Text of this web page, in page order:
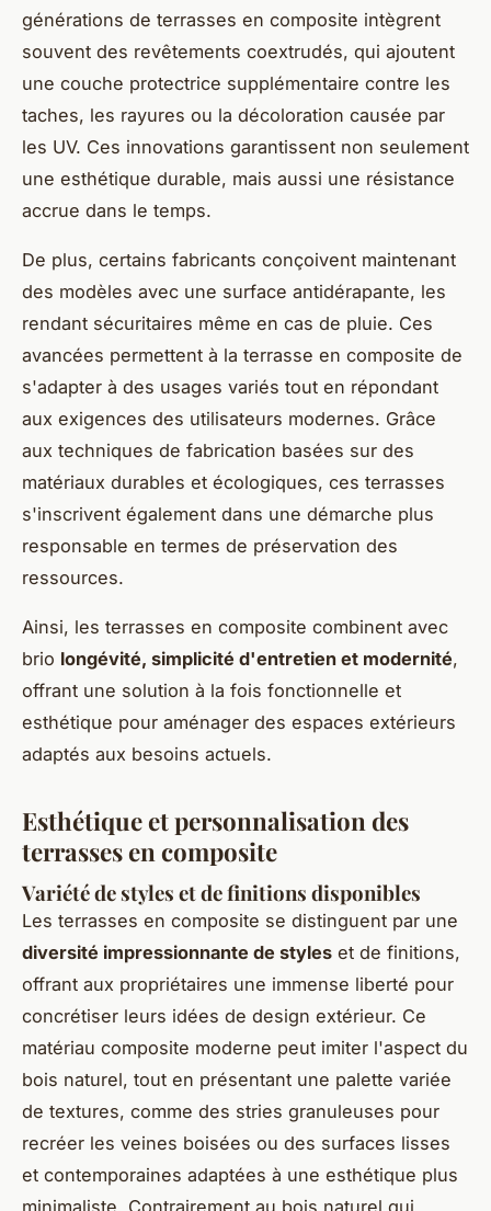
générations de terrasses en composite intègrent
souvent des revêtements coextrudés, qui ajoutent
une couche protectrice supplémentaire contre les
taches, les rayures ou la décoloration causée par
les UV. Ces innovations garantissent non seulement
une esthétique durable, mais aussi une résistance
accrue dans le temps.
De plus, certains fabricants conçoivent maintenant
des modèles avec une surface antidérapante, les
rendant sécuritaires même en cas de pluie. Ces
avancées permettent à la terrasse en composite de
s'adapter à des usages variés tout en répondant
aux exigences des utilisateurs modernes. Grâce
aux techniques de fabrication basées sur des
matériaux durables et écologiques, ces terrasses
s'inscrivent également dans une démarche plus
responsable en termes de préservation des
ressources.
Ainsi, les terrasses en composite combinent avec
brio longévité, simplicité d'entretien et modernité,
offrant une solution à la fois fonctionnelle et
esthétique pour aménager des espaces extérieurs
adaptés aux besoins actuels.
Esthétique et personnalisation des
terrasses en composite
Variété de styles et de finitions disponibles
Les terrasses en composite se distinguent par une
diversité impressionnante de styles et de finitions,
offrant aux propriétaires une immense liberté pour
concrétiser leurs idées de design extérieur. Ce
matériau composite moderne peut imiter l'aspect du
bois naturel, tout en présentant une palette variée
de textures, comme des stries granuleuses pour
recréer les veines boisées ou des surfaces lisses
et contemporaines adaptées à une esthétique plus